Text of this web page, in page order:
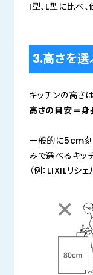
I型、L型に比べ
3.高さを選
キッチンの高さ
高さの目安＝
一般的に5cm刻
みで選べるキッ
（例：LIXILリシェ